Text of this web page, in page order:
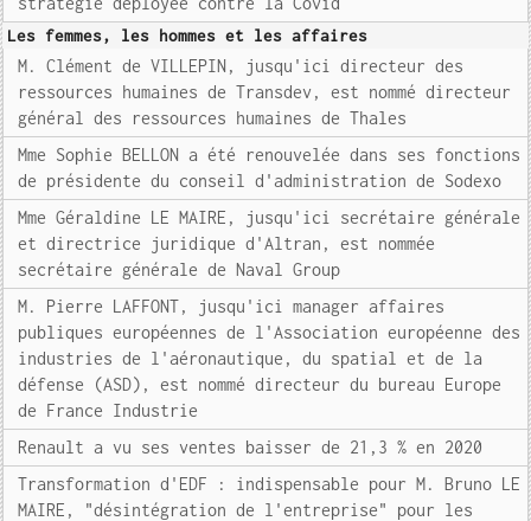
Les femmes, les hommes et les affaires
M. Clément de VILLEPIN, jusqu'ici directeur des
ressources humaines de Transdev, est nommé directeur
général des ressources humaines de Thales
Mme Sophie BELLON a été renouvelée dans ses fonctions
de présidente du conseil d'administration de Sodexo
Mme Géraldine LE MAIRE, jusqu'ici secrétaire générale
et directrice juridique d'Altran, est nommée
secrétaire générale de Naval Group
M. Pierre LAFFONT, jusqu'ici manager affaires
publiques européennes de l'Association européenne des
industries de l'aéronautique, du spatial et de la
défense (ASD), est nommé directeur du bureau Europe
de France Industrie
Renault a vu ses ventes baisser de 21,3 % en 2020
Transformation d'EDF : indispensable pour M. Bruno LE
MAIRE, "désintégration de l'entreprise" pour les